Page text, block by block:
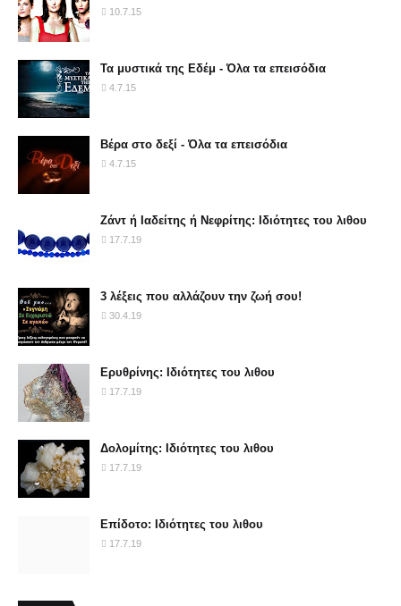
10.7.15
Τα μυστικά της Εδέμ - Όλα τα επεισόδια
4.7.15
Βέρα στο δεξί - Όλα τα επεισόδια
4.7.15
Ζάντ ή Ιαδείτης ή Νεφρίτης: Ιδιότητες του λιθου
17.7.19
3 λέξεις που αλλάζουν την ζωή σου!
30.4.19
Ερυθρίνης: Ιδιότητες του λιθου
17.7.19
Δολομίτης: Ιδιότητες του λιθου
17.7.19
Επίδοτο: Ιδιότητες του λιθου
17.7.19